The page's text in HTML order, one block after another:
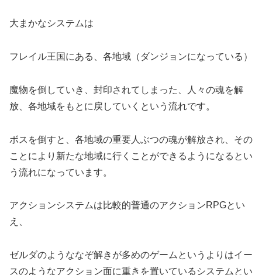
大まかなシステムは
フレイル王国にある、各地域（ダンジョンになっている）
魔物を倒していき、封印されてしまった、人々の魂を解
放、各地域をもとに戻していくという流れです。
ボスを倒すと、各地域の重要人ぶつの魂が解放され、その
ことにより新たな地域に行くことができるようになるとい
う流れになっています。
アクションシステムは比較的普通のアクションRPGとい
え、
ゼルダのようななぞ解きが多めのゲームというよりはイー
スのようなアクション面に重きを置いているシステムとい